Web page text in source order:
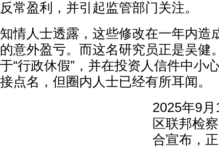
反常盈利，并引起监管部门关注。
知情人士透露，这些修改在一年内造
的意外盈亏。而这名研究员正是吴健
于“行政休假”，并在投资人信件中小
接点名，但圈内人士已经有所耳闻。
2025年9
区联邦检
合宣布，